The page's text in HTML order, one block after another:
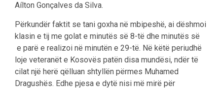
Aílton Gonçalves da Silva.
Përkundër faktit se tani goxha në mbipeshë, ai dëshmoi
klasin e tij me golat e minutës së 8-të dhe minutës së
e parë e realizoi në minutën e 29-të. Në këtë periudhë
loje veteranët e Kosovës patën disa mundësi, ndër të
cilat një herë qëlluan shtyllën përmes Muhamed
Dragushës. Edhe pjesa e dytë nisi më mirë për